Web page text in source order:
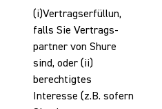
(i)Vertragserfüllun,
falls Sie Vertrags-
partner von Shure
sind, oder (ii)
berechtigtes
Interesse (z.B. sofern